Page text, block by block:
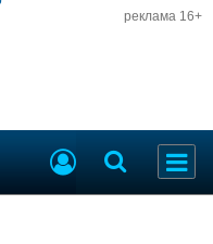
реклама 16+